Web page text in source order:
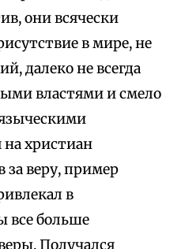
они всячески
в мире, не
далеко не всегда
властями и смело
христиан
веру, пример
в
все больше
Получался